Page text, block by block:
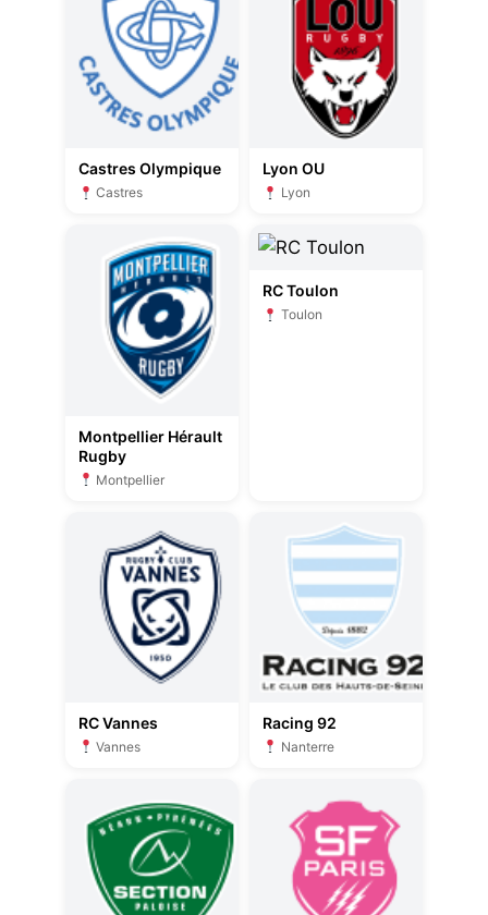
Castres Olympique
Castres
Lyon OU
Lyon
Montpellier Hérault
Rugby
Montpellier
RC Toulon
Toulon
RC Vannes
Vannes
Racing 92
Nanterre